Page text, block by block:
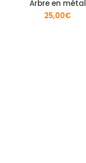
Arbre en métal
25,00€